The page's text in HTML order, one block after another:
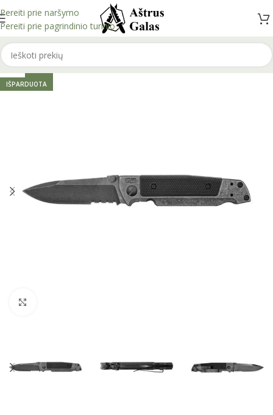
Pereiti prie naršymo
Pereiti prie pagrindinio turinio
IŠPARDUOTA